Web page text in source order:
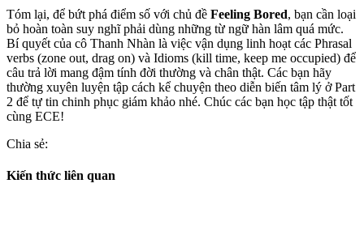
Tóm lại, để bứt phá điểm số với chủ đề Feeling Bored, bạn cần loại
bỏ hoàn toàn suy nghĩ phải dùng những từ ngữ hàn lâm quá mức.
Bí quyết của cô Thanh Nhàn là việc vận dụng linh hoạt các Phrasal
verbs (zone out, drag on) và Idioms (kill time, keep me occupied) để
câu trả lời mang đậm tính đời thường và chân thật. Các bạn hãy
thường xuyên luyện tập cách kể chuyện theo diễn biến tâm lý ở Part
2 để tự tin chinh phục giám khảo nhé. Chúc các bạn học tập thật tốt
cùng ECE!
Chia sẻ:
Kiến thức liên quan